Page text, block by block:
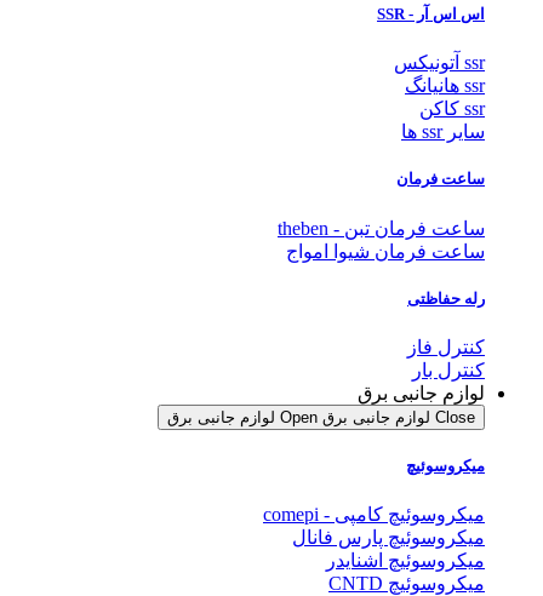
اس اس آر - SSR
ssr آتونیکس
ssr هانیانگ
ssr کاکن
سایر ssr ها
ساعت فرمان
ساعت فرمان تبن - theben
ساعت فرمان شیوا امواج
رله حفاظتی
کنترل فاز
کنترل بار
لوازم جانبی برق
Close لوازم جانبی برق Open لوازم جانبی برق
میکروسوئیچ
میکروسوئیچ کامپی - comepi
میکروسوئیچ پارس فانال
میکروسوئیچ اشنایدر
میکروسوئیچ CNTD